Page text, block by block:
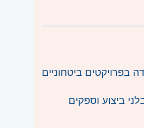
הרצליה ורמת השרון
ביטחוניים
ביצוע וספקים